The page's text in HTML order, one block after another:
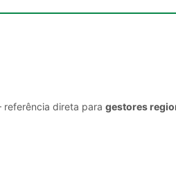
referência direta para gestores